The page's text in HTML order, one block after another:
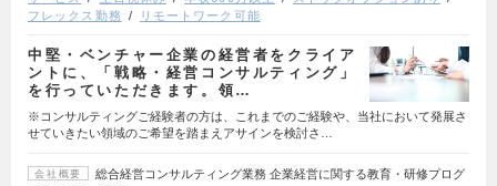
フレックス勤務
リモートワーク可能
中堅・ベンチャー企業の経営者をクライア
ントに、「戦略・経営コンサルティング」
を行っていただきます。領…
※コンサルティングご経験者の方は、これまでのご経験や、当社において発展さ
せていきたい領域のご希望を踏まえアサインを検討さ…
会社概要
総合経営コンサルティング業務 企業経営に関する教育・研修プログ